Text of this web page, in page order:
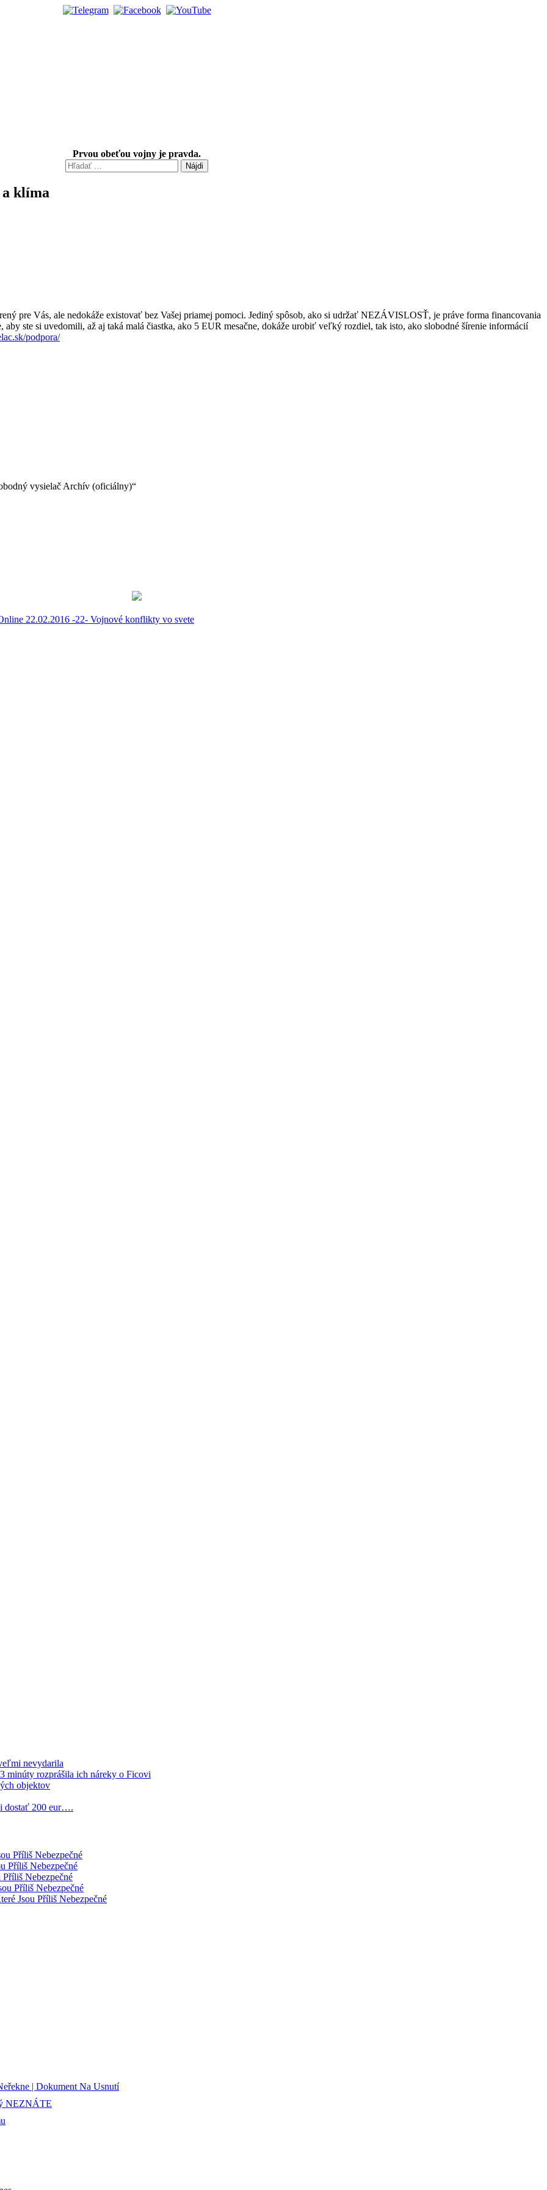
Prvou obeťou vojny je pravda.
Hľadať:
a klíma
pre Vás, ale nedokáže existovať bez Vašej priamej pomoci. Jediný spôsob, ako si udržať NEZÁVISLOSŤ, je práve forma financovania
ste si uvedomili, až aj taká malá čiastka, ako 5 EUR mesačne, dokáže urobiť veľký rozdiel, tak isto, ako slobodné šírenie informácií
podpora/
vysielač Archív (oficiálny)“
22.02.2016 -22- Vojnové konflikty vo svete
nevydarila
minúty rozprášila ich náreky o Ficovi
objektov
dostať 200 eur….
Příliš Nebezpečné
Příliš Nebezpečné
Nebezpečné
Příliš Nebezpečné
Jsou Příliš Nebezpečné
| Dokument Na Usnutí
NEZNÁTE